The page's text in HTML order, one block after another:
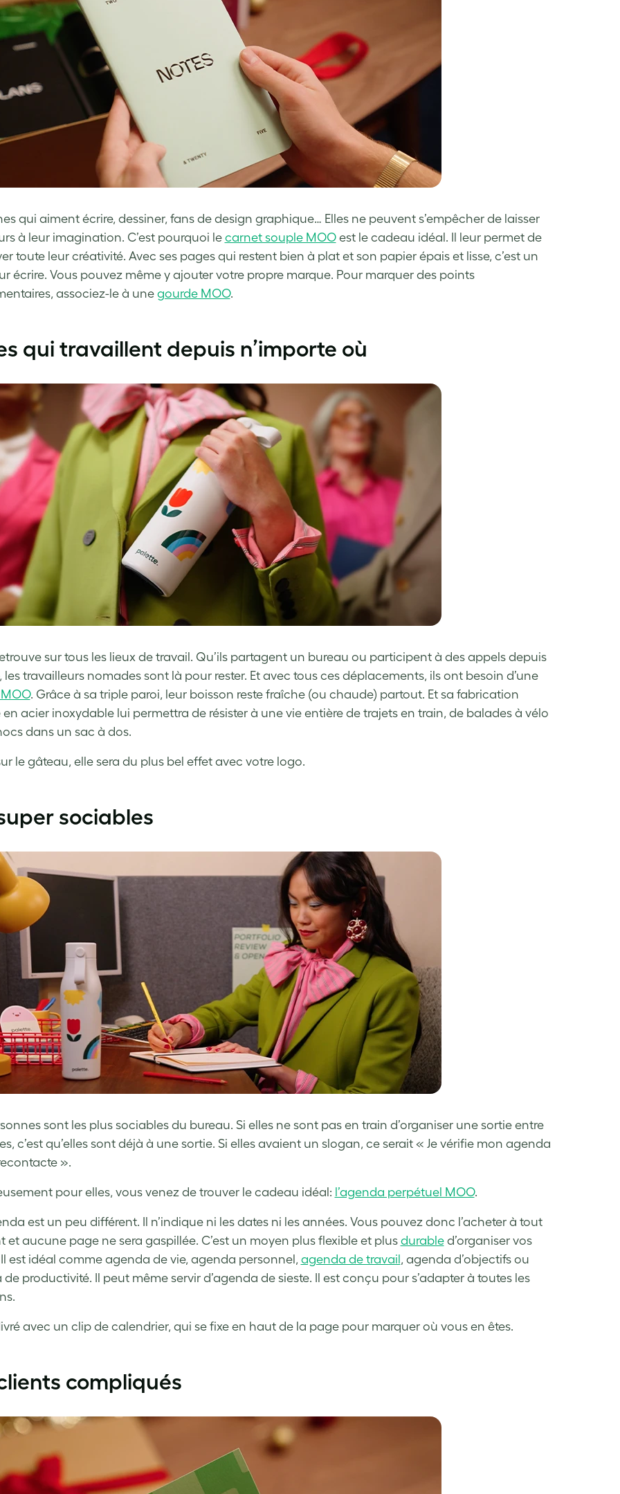
qui aiment écrire, dessiner, fans de design graphique… Elles ne peuvent s’empêcher de laisser
à leur imagination. C’est pourquoi le carnet souple MOOest le cadeau idéal. Il leur permet de
toute leur créativité. Avec ses pages qui restent bien à plat et son papier épais et lisse, c’est un
écrire. Vous pouvez même y ajouter votre propre marque. Pour marquer des points
associez-le à une gourde MOO.
qui travaillent depuis n’importe où
sur tous les lieux de travail. Qu’ils partagent un bureau ou participent à des appels depuis
les travailleurs nomades sont là pour rester. Et avec tous ces déplacements, ils ont besoin d’une
. Grâce à sa triple paroi, leur boisson reste fraîche (ou chaude) partout. Et sa fabrication
acier inoxydable lui permettra de résister à une vie entière de trajets en train, de balades à vélo
dans un sac à dos.
le gâteau, elle sera du plus bel effet avec votre logo.
sociables
sont les plus sociables du bureau. Si elles ne sont pas en train d’organiser une sortie entre
c’est qu’elles sont déjà à une sortie. Si elles avaient un slogan, ce serait « Je vérifie mon agenda
».
pour elles, vous venez de trouver le cadeau idéal: l’agenda perpétuel MOO.
est un peu différent. Il n’indique ni les dates ni les années. Vous pouvez donc l’acheter à tout
et aucune page ne sera gaspillée. C’est un moyen plus flexible et plus durabled’organiser vos
est idéal comme agenda de vie, agenda personnel, agenda de travail , agenda d’objectifs ou
productivité. Il peut même servir d’agenda de sieste. Il est conçu pour s’adapter à toutes les
avec un clip de calendrier, qui se fixe en haut de la page pour marquer où vous en êtes.
compliqués